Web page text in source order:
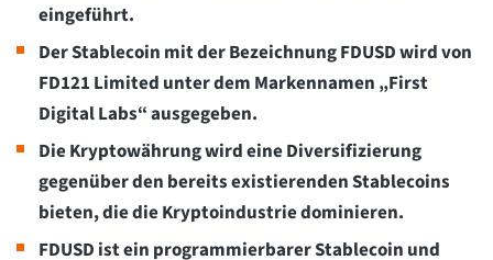
eingeführt.
Der Stablecoin mit der Bezeichnung FDUSD wird von
FD121 Limited unter dem Markennamen „First
Digital Labs“ ausgegeben.
Die Kryptowährung wird eine Diversifizierung
gegenüber den bereits existierenden Stablecoins
bieten, die die Kryptoindustrie dominieren.
FDUSD ist ein programmierbarer Stablecoin und